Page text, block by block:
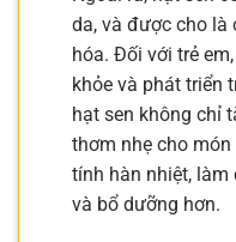
da, và được cho là
hóa. Đối với trẻ
khỏe và phát triển
hạt sen không chỉ
thơm nhẹ cho
tính hàn nhiệt, làm
và bổ dưỡng hơn.